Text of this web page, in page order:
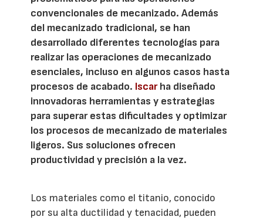
convencionales de mecanizado. Además
del mecanizado tradicional, se han
desarrollado diferentes tecnologías para
realizar las operaciones de mecanizado
esenciales, incluso en algunos casos hasta
procesos de acabado. Iscarha diseñado
innovadoras herramientas y estrategias
para superar estas dificultades y optimizar
los procesos de mecanizado de materiales
ligeros. Sus soluciones ofrecen
productividad y precisión a la vez.
Los materiales como el titanio, conocido
por su alta ductilidad y tenacidad, pueden